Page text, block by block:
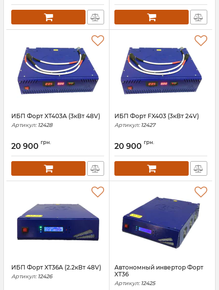
ИБП Форт XT403A (3кВт 48V)
Артикул: 12428
20 900 грн.
ИБП Форт FX403 (3кВт 24V)
Артикул: 12427
20 900 грн.
ИБП Форт XT36A (2.2кВт 48V)
Артикул: 12426
Автономный инвертор Форт
XT36
Артикул: 12425